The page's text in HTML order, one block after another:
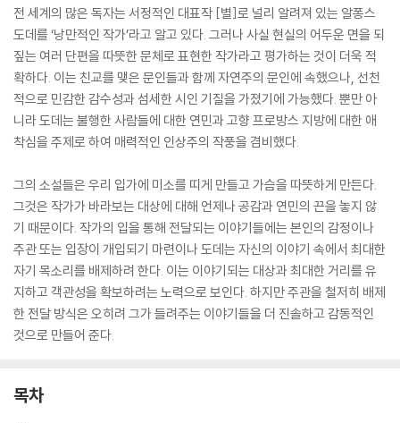
전 세계의 많은 독자는 서정적인 대표작 [별]로 널리 알려져 있는 알퐁스
도데를 ‘낭만적인 작가’라고 알고 있다. 그러나 사실 현실의 어두운 면을 되
짚는 여러 단편을 따뜻한 문체로 표현한 작가라고 평가하는 것이 더욱 적
확하다. 이는 친교를 맺은 문인들과 함께 자연주의 문인에 속했으나, 선천
적으로 민감한 감수성과 섬세한 시인 기질을 가졌기에 가능했다. 뿐만 아
니라 도데는 불행한 사람들에 대한 연민과 고향 프로방스 지방에 대한 애
착심을 주제로 하여 매력적인 인상주의 작풍을 겸비했다.
그의 소설들은 우리 입가에 미소를 띠게 만들고 가슴을 따뜻하게 만든다.
그것은 작가가 바라보는 대상에 대해 언제나 공감과 연민의 끈을 놓지 않
기 때문이다. 작가의 입을 통해 전달되는 이야기들에는 본인의 감정이나
주관 또는 입장이 개입되기 마련이나 도데는 자신의 이야기 속에서 최대한
자기 목소리를 배제하려 한다. 이는 이야기되는 대상과 최대한 거리를 유
지하고 객관성을 확보하려는 노력으로 보인다. 하지만 주관을 철저히 배제
한 전달 방식은 오히려 그가 들려주는 이야기들을 더 진솔하고 감동적인
것으로 만들어 준다.
목차